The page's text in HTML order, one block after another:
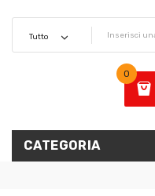
0
CATEGORIA